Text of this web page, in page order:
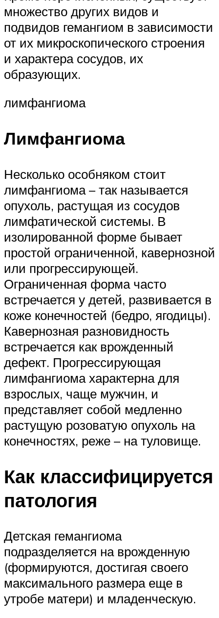
множество других видов и
подвидов гемангиом в зависимости
от их микроскопического строения
и характера сосудов, их
образующих.
лимфангиома
Лимфангиома
Несколько особняком стоит
лимфангиома – так называется
опухоль, растущая из сосудов
лимфатической системы. В
изолированной форме бывает
простой ограниченной, кавернозной
или прогрессирующей.
Ограниченная форма часто
встречается у детей, развивается в
коже конечностей (бедро, ягодицы).
Кавернозная разновидность
встречается как врожденный
дефект. Прогрессирующая
лимфангиома характерна для
взрослых, чаще мужчин, и
представляет собой медленно
растущую розоватую опухоль на
конечностях, реже – на туловище.
Как классифицируется
патология
Детская гемангиома
подразделяется на врожденную
(формируются, достигая своего
максимального размера еще в
утробе матери) и младенческую.